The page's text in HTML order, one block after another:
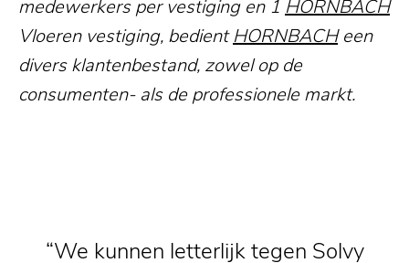
medewerkers per vestiging en 1 HORNBACH
Vloeren vestiging, bedientHORNBACHeen
divers klantenbestand, zowel op de
consumenten- als de professionele markt.
We kunnen letterlijk tegen Solvy